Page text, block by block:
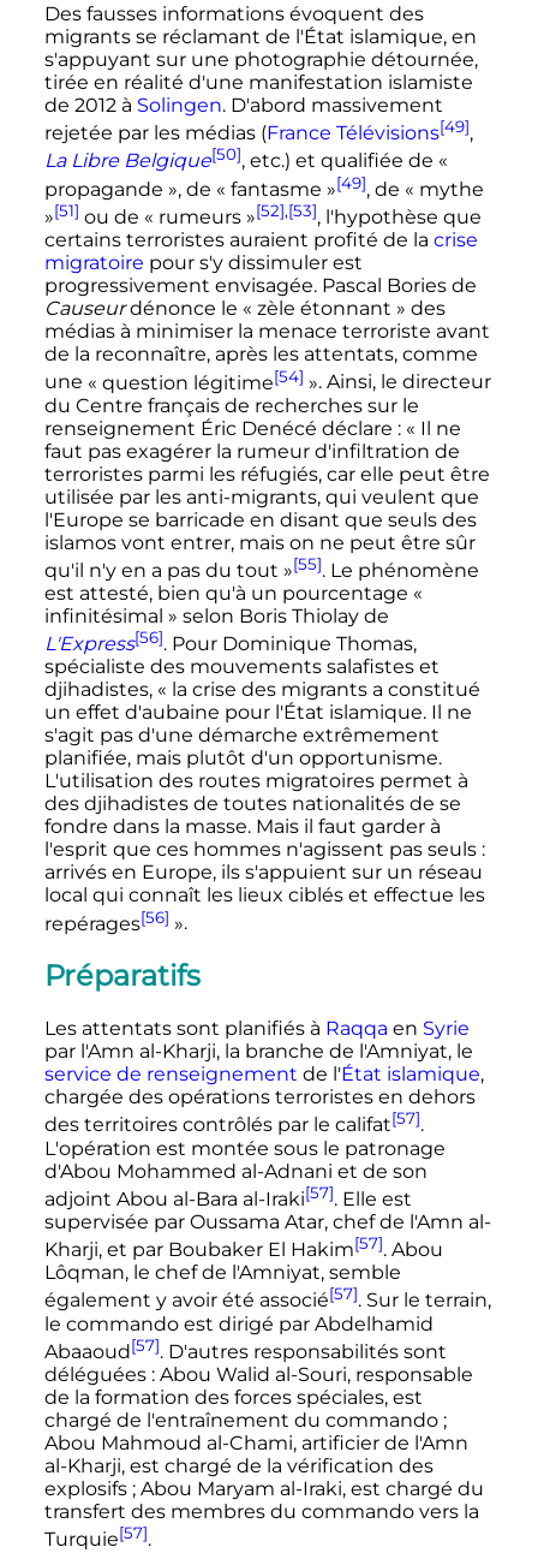
Des fausses informations évoquent des
migrants se réclamant de l'État islamique, en
s'appuyant sur une photographie détournée,
tirée en réalité d'une manifestation islamiste
de 2012 à Solingen. D'abord massivement
rejetée par les médias (France Télévisions[49],
La Libre Belgique[50], etc.) et qualifiée de «
propagande », de « fantasme »[49], de « mythe
»[51] ou de « rumeurs »[52],[53], l'hypothèse que
certains terroristes auraient profité de la crise
migratoire pour s'y dissimuler est
progressivement envisagée. Pascal Bories de
Causeurdénonce le « zèle étonnant » des
médias à minimiser la menace terroriste avant
de la reconnaître, après les attentats, comme
une « question légitime[54] ». Ainsi, le directeur
du Centre français de recherches sur le
renseignement Éric Denécé déclare : « Il ne
faut pas exagérer la rumeur d'infiltration de
terroristes parmi les réfugiés, car elle peut être
utilisée par les anti-migrants, qui veulent que
l'Europe se barricade en disant que seuls des
islamos vont entrer, mais on ne peut être sûr
qu'il n'y en a pas du tout »[55]. Le phénomène
est attesté, bien qu'à un pourcentage «
infinitésimal » selon Boris Thiolay de
L'Express[56]. Pour Dominique Thomas,
spécialiste des mouvements salafistes et
djihadistes, « la crise des migrants a constitué
un effet d'aubaine pour l'État islamique. Il ne
s'agit pas d'une démarche extrêmement
planifiée, mais plutôt d'un opportunisme.
L'utilisation des routes migratoires permet à
des djihadistes de toutes nationalités de se
fondre dans la masse. Mais il faut garder à
l'esprit que ces hommes n'agissent pas seuls :
arrivés en Europe, ils s'appuient sur un réseau
local qui connaît les lieux ciblés et effectue les
repérages[56] ».
Préparatifs
Les attentats sont planifiés à Raqqa en Syrie
par l'Amn al-Kharji, la branche de l'Amniyat, le
service de renseignement de l'État islamique,
chargée des opérations terroristes en dehors
des territoires contrôlés par le califat[57].
L'opération est montée sous le patronage
d'Abou Mohammed al-Adnani et de son
adjoint Abou al-Bara al-Iraki[57]. Elle est
supervisée par Oussama Atar, chef de l'Amn al-
Kharji, et par Boubaker El Hakim[57]. Abou
Lôqman, le chef de l'Amniyat, semble
également y avoir été associé[57]. Sur le terrain,
le commando est dirigé par Abdelhamid
Abaaoud[57]. D'autres responsabilités sont
déléguées : Abou Walid al-Souri, responsable
de la formation des forces spéciales, est
chargé de l'entraînement du commando ;
Abou Mahmoud al-Chami, artificier de l'Amn
al-Kharji, est chargé de la vérification des
explosifs ; Abou Maryam al-Iraki, est chargé du
transfert des membres du commando vers la
Turquie[57].